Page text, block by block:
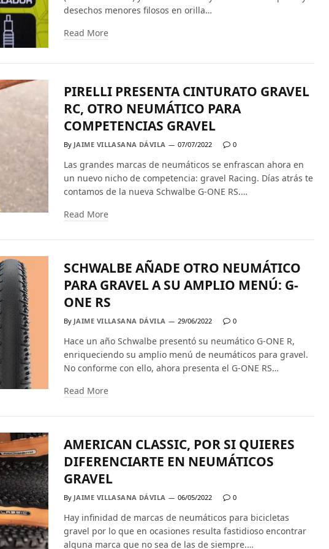
desechos menores filosos en orilla…
Read More
PIRELLI PRESENTA CINTURATO GRAVEL
RC, OTRO NEUMÁTICO PARA
COMPETENCIAS GRAVEL
By JAIME VILLASANA DÁVILA 07/07/2022 0
Las grandes marcas de neumáticos se enfrascan ahora en
un nuevo nicho de competencia: gravel Racing. Días atrás te
contamos de la nueva Schwalbe G-ONE RS.…
Read More
SCHWALBE AÑADE OTRO NEUMÁTICO
PARA GRAVEL A SU AMPLIO MENÚ: G-
ONE RS
By JAIME VILLASANA DÁVILA 29/06/2022 0
Hace un año Schwalbe presentó su neumático G-ONE R,
enriqueciendo su amplio menú de neumáticos para gravel.
No conforme con ello, ahora presenta el G-ONE RS…
Read More
AMERICAN CLASSIC, POR SI QUIERES
DIFERENCIARTE EN NEUMÁTICOS
GRAVEL
By JAIME VILLASANA DÁVILA 06/05/2022 0
Hay infinidad de marcas de neumáticos para bicicletas
gravel por lo que en ocasiones resulta fastidioso encontrar
alguna marca que no sea de las de siempre.…